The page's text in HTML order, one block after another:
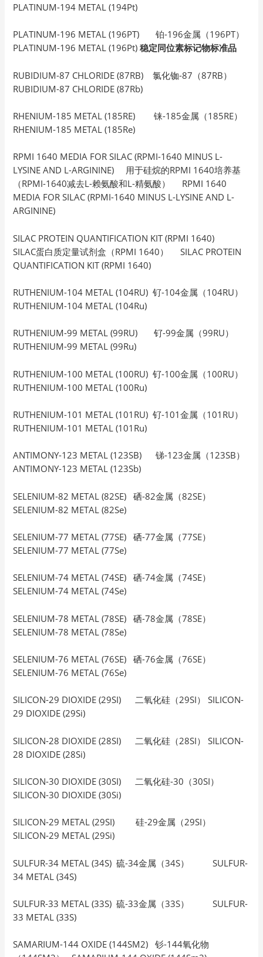
PLATINUM-194 METAL (194Pt)
PLATINUM-196 METAL (196PT) 铂-196金属（196PT）
PLATINUM-196 METAL (196Pt)稳定同位素标记物标准品
RUBIDIUM-87 CHLORIDE (87RB) 氯化铷-87（87RB）
RUBIDIUM-87 CHLORIDE (87Rb)
RHENIUM-185 METAL (185RE) 铼-185金属（185RE）
RHENIUM-185 METAL (185Re)
RPMI 1640 MEDIA FOR SILAC (RPMI-1640 MINUS L-
LYSINE AND L-ARGININE) 用于硅烷的RPMI 1640培养基
（RPMI-1640减去L-赖氨酸和L-精氨酸） RPMI 1640
MEDIA FOR SILAC (RPMI-1640 MINUS L-LYSINE AND L-
ARGININE)
SILAC PROTEIN QUANTIFICATION KIT (RPMI 1640)
SILAC蛋白质定量试剂盒（RPMI 1640） SILAC PROTEIN
QUANTIFICATION KIT (RPMI 1640)
RUTHENIUM-104 METAL (104RU) 钌-104金属（104RU）
RUTHENIUM-104 METAL (104Ru)
RUTHENIUM-99 METAL (99RU) 钌-99金属（99RU）
RUTHENIUM-99 METAL (99Ru)
RUTHENIUM-100 METAL (100RU) 钌-100金属（100RU）
RUTHENIUM-100 METAL (100Ru)
RUTHENIUM-101 METAL (101RU) 钌-101金属（101RU）
RUTHENIUM-101 METAL (101Ru)
ANTIMONY-123 METAL (123SB) 锑-123金属（123SB）
ANTIMONY-123 METAL (123Sb)
SELENIUM-82 METAL (82SE) 硒-82金属（82SE）
SELENIUM-82 METAL (82Se)
SELENIUM-77 METAL (77SE) 硒-77金属（77SE）
SELENIUM-77 METAL (77Se)
SELENIUM-74 METAL (74SE) 硒-74金属（74SE）
SELENIUM-74 METAL (74Se)
SELENIUM-78 METAL (78SE) 硒-78金属（78SE）
SELENIUM-78 METAL (78Se)
SELENIUM-76 METAL (76SE) 硒-76金属（76SE）
SELENIUM-76 METAL (76Se)
SILICON-29 DIOXIDE (29SI) 二氧化硅（29SI） SILICON-
29 DIOXIDE (29Si)
SILICON-28 DIOXIDE (28SI) 二氧化硅（28SI） SILICON-
28 DIOXIDE (28Si)
SILICON-30 DIOXIDE (30SI) 二氧化硅-30（30SI）
SILICON-30 DIOXIDE (30Si)
SILICON-29 METAL (29SI) 硅-29金属（29SI）
SILICON-29 METAL (29Si)
SULFUR-34 METAL (34S) 硫-34金属（34S） SULFUR-
34 METAL (34S)
SULFUR-33 METAL (33S) 硫-33金属（33S） SULFUR-
33 METAL (33S)
SAMARIUM-144 OXIDE (144SM2) 钐-144氧化物